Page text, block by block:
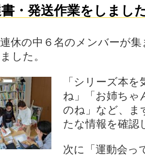
・発送作業をしま
休の中６名のメンバーが
した。
「シリーズ本
ね」「お姉ちゃ
のね」など、ま
たな情報を確認
次に「運動会っ